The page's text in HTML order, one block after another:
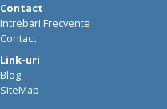
Contact
Intrebari Frecvente
Contact
Link-uri
Blog
SiteMap